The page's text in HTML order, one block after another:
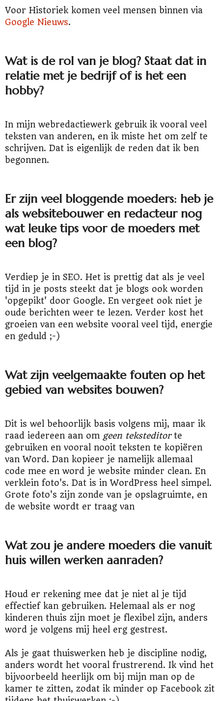
Voor Historiek komen veel mensen binnen via
Google Nieuws.
Wat is de rol van je blog? Staat dat in
relatie met je bedrijf of is het een
hobby?
In mijn webredactiewerk gebruik ik vooral veel
teksten van anderen, en ik miste het om zelf te
schrijven. Dat is eigenlijk de reden dat ik ben
begonnen.
Er zijn veel bloggende moeders: heb je
als websitebouwer en redacteur nog
wat leuke tips voor de moeders met
een blog?
Verdiep je in SEO. Het is prettig dat als je veel
tijd in je posts steekt dat je blogs ook worden
'opgepikt' door Google. En vergeet ook niet je
oude berichten weer te lezen. Verder kost het
groeien van een website vooral veel tijd, energie
en geduld ;-)
Wat zijn veelgemaakte fouten op het
gebied van websites bouwen?
Dit is wel behoorlijk basis volgens mij, maar ik
raad iedereen aan om geen teksteditorte
gebruiken en vooral nooit teksten te kopiëren
van Word. Dan kopieer je namelijk allemaal
code mee en word je website minder clean. En
verklein foto's. Dat is in WordPress heel simpel.
Grote foto's zijn zonde van je opslagruimte, en
de website wordt er traag van
Wat zou je andere moeders die vanuit
huis willen werken aanraden?
Houd er rekening mee dat je niet al je tijd
effectief kan gebruiken. Helemaal als er nog
kinderen thuis zijn moet je flexibel zijn, anders
word je volgens mij heel erg gestrest.
Als je gaat thuiswerken heb je discipline nodig,
anders wordt het vooral frustrerend. Ik vind het
bijvoorbeeld heerlijk om bij mijn man op de
kamer te zitten, zodat ik minder op Facebook zit